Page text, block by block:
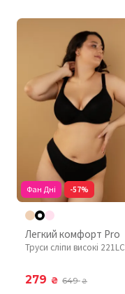
Фан Дні -57%
Легкий комфорт Pro
Труси сліпи високі 221LC
279 ₴ 649₴